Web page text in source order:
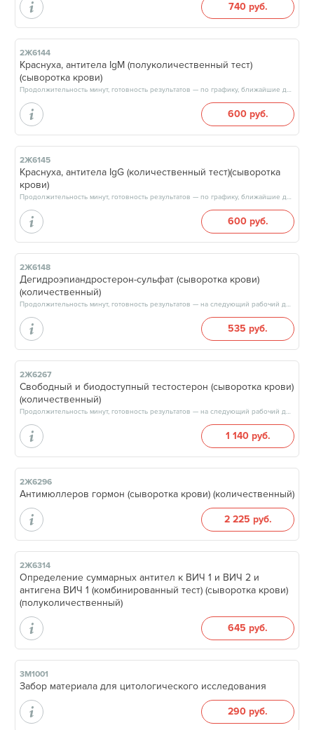
740 руб.
2Ж6144
Краснуха, антитела IgM (полуколичественный тест)
(сыворотка крови)
Продолжительность минут, готовность результатов — по графику, ближайшие даты: 08.08.26, 15.08.26, 22.08.26, 29.08.26, результат через 3 рабочих дня, после 17:00
600 руб.
2Ж6145
Краснуха, антитела IgG (количественный тест)(сыворотка
крови)
Продолжительность минут, готовность результатов — по графику, ближайшие даты: 08.08.26, 15.08.26, 22.08.26, 29.08.26, результат через 3 рабочих дня, после 17:00
600 руб.
2Ж6148
Дегидроэпиандростерон-сульфат (сыворотка крови)
(количественный)
Продолжительность минут, готовность результатов — на следующий рабочий день, после 17:00
535 руб.
2Ж6267
Свободный и биодоступный тестостерон (сыворотка крови)
(количественный)
Продолжительность минут, готовность результатов — на следующий рабочий день, после 17:00
1 140 руб.
2Ж6296
Антимюллеров гормон (сыворотка крови) (количественный)
2 225 руб.
2Ж6314
Определение суммарных антител к ВИЧ 1 и ВИЧ 2 и
антигена ВИЧ 1 (комбинированный тест) (сыворотка крови)
(полуколичественный)
645 руб.
3М1001
Забор материала для цитологического исследования
290 руб.